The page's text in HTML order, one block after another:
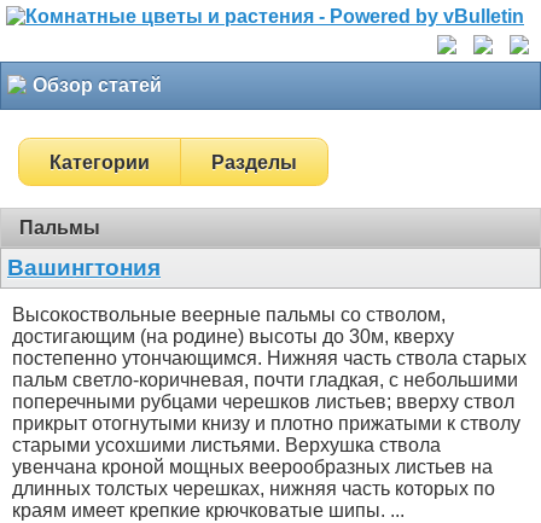
Обзор статей
Категории Разделы
Пальмы
Вашингтония
Высокоствольные веерные пальмы со стволом,
достигающим (на родине) высоты до 30м, кверху
постепенно утончающимся. Нижняя часть ствола старых
пальм светло-коричневая, почти гладкая, с небольшими
поперечными рубцами черешков листьев; вверху ствол
прикрыт отогнутыми книзу и плотно прижатыми к стволу
старыми усохшими листьями. Верхушка ствола
увенчана кроной мощных веерообразных листьев на
длинных толстых черешках, нижняя часть которых по
краям имеет крепкие крючковатые шипы. ...